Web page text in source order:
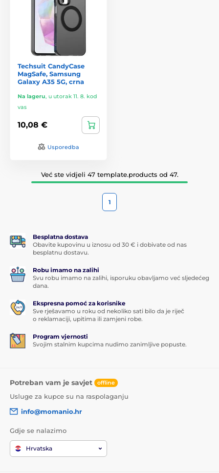
Techsuit CandyCase
MagSafe, Samsung
Galaxy A35 5G, crna
Na lageru, u utorak 11. 8. kod
vas
10,08 €
Usporedba
Već ste vidjeli 47 template.products od 47.
1
Besplatna dostava
Obavite kupovinu u iznosu od 30 € i dobivate od nas
besplatnu dostavu.
Robu imamo na zalihi
Svu robu imamo na zalihi, isporuku obavljamo već sljedećeg
dana.
Ekspresna pomoć za korisnike
Sve rješavamo u roku od nekoliko sati bilo da je riječ
o reklamaciji, upitima ili zamjeni robe.
Program vjernosti
Svojim stalnim kupcima nudimo zanimljive popuste.
Potreban vam je savjet offline
Usluge za kupce su na raspolaganju
info@momanio.hr
Gdje se nalazimo
Hrvatska